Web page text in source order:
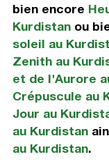
bien encore
Kurdistanou
soleil au
Zenith au
et de l'Aurore
Crépuscule au
Jour au
au Kurdistan
au Kurdistan.